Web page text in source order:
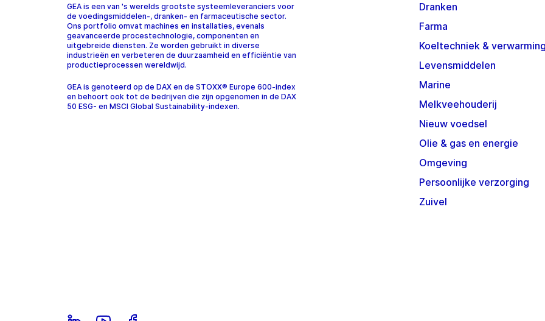
GEA is een van 's werelds grootste systeemleveranciers voor
de voedingsmiddelen-, dranken- en farmaceutische sector.
Ons portfolio omvat machines en installaties, evenals
geavanceerde procestechnologie, componenten en
uitgebreide diensten. Ze worden gebruikt in diverse
industrieën en verbeteren de duurzaamheid en efficiëntie van
productieprocessen wereldwijd.
GEA is genoteerd op de DAX en de STOXX® Europe 600-index
en behoort ook tot de bedrijven die zijn opgenomen in de DAX
50 ESG- en MSCI Global Sustainability-indexen.
Dranken
Farma
Koeltechniek & verwarming
Levensmiddelen
Marine
Melkveehouderij
Nieuw voedsel
Olie & gas en energie
Omgeving
Persoonlijke verzorging
Zuivel